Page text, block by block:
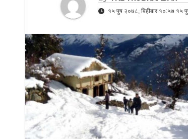
१५ पुष २०७८, बिहीबार १०:५७ १५